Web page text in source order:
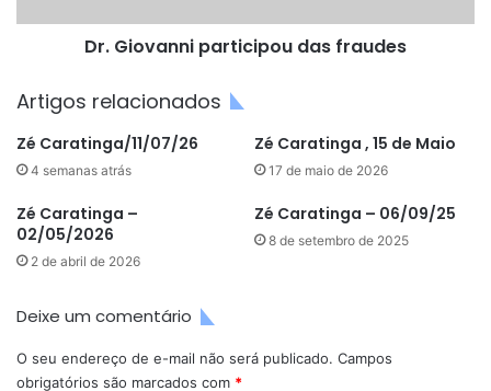
Dr. Giovanni participou das fraudes
Artigos relacionados
Zé Caratinga/11/07/26
4 semanas atrás
Zé Caratinga , 15 de Maio
17 de maio de 2026
Zé Caratinga –
02/05/2026
2 de abril de 2026
Zé Caratinga – 06/09/25
8 de setembro de 2025
Deixe um comentário
O seu endereço de e-mail não será publicado. Campos
obrigatórios são marcados com *